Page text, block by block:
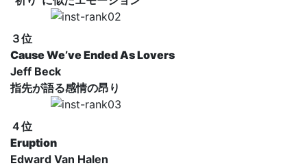
３位
Cause We’ve Ended As Lovers
Jeff Beck
指先が語る感情の昂り
４位
Eruption
Edward Van Halen